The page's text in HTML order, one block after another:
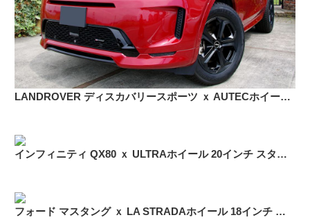
LANDROVER ディスカバリースポーツ ｘ AUTECホイール 18インチ スタッドレス
インフィニティ QX80 ｘ ULTRAホイール 20インチ スタッドレス
フォード マスタング ｘ LA STRADAホイール 18インチ スタッドレス